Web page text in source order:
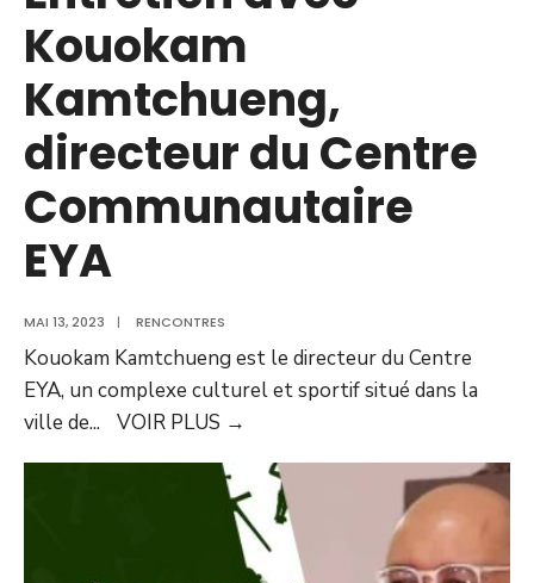
Kouokam
Kamtchueng,
directeur du Centre
Communautaire
EYA
MAI 13, 2023 | RENCONTRES
Kouokam Kamtchueng est le directeur du Centre
EYA, un complexe culturel et sportif situé dans la
ville de... VOIR PLUS →